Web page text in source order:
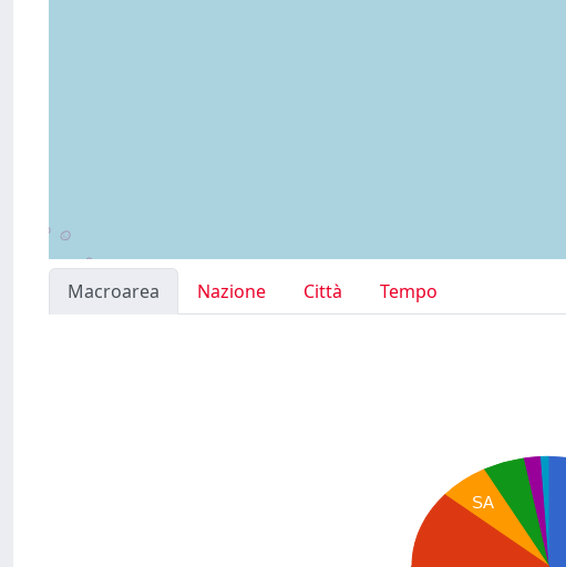
Macroarea Nazione Città
Tempo
SA